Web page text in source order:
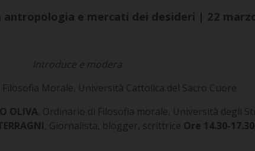
e mercati dei desideri | 22
Introduce e modera
Filosofia Morale, Università Cattolica del Sacro Cuore
OLIVA , Ordinario di Filosofia morale, Università degli
, Giornalista, blogger, scrittrice Ore 14.30-